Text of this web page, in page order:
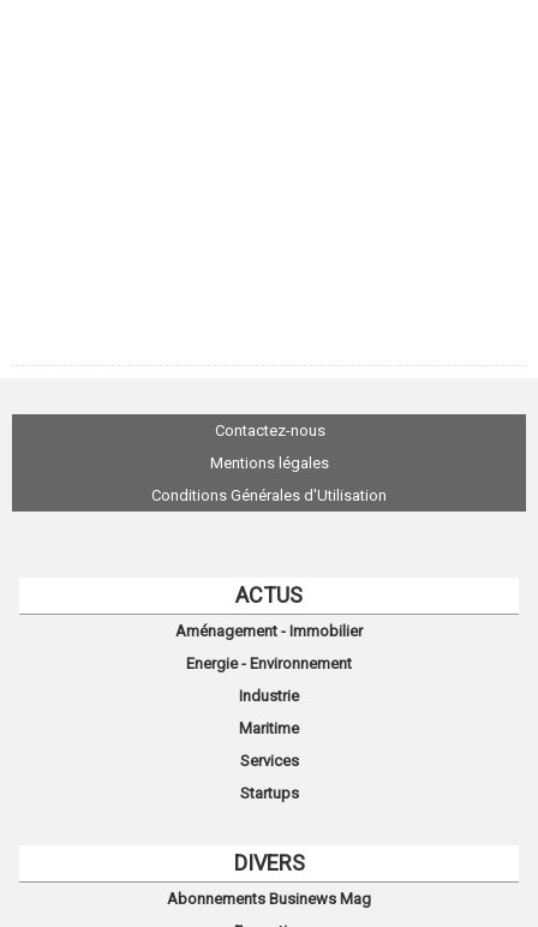
Contactez-nous
Mentions légales
Conditions Générales d'Utilisation
ACTUS
Aménagement - Immobilier
Energie - Environnement
Industrie
Maritime
Services
Startups
DIVERS
Abonnements Businews Mag